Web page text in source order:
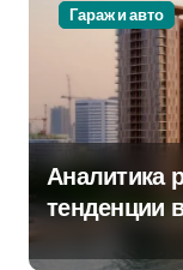
Гараж и авто
Аналитика
тенденции